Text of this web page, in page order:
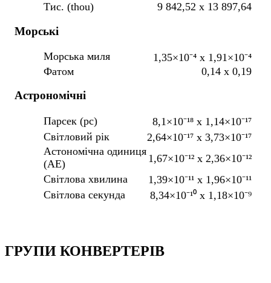
Тис. (thou)
9 842,52 x 13 897,64
Морські
Морська миля
1,35×10⁻⁴ x 1,91×10⁻⁴
Фатом
0,14 x 0,19
Астрономічні
Парсек (pc)
8,1×10⁻¹⁸ x 1,14×10⁻¹⁷
Світловий рік
2,64×10⁻¹⁷ x 3,73×10⁻¹⁷
Астономічна одиниця
(AE)
1,67×10⁻¹² x 2,36×10⁻¹²
Світлова хвилина
1,39×10⁻¹¹ x 1,96×10⁻¹¹
Світлова секунда
8,34×10⁻¹⁰ x 1,18×10⁻⁹
ГРУПИ КОНВЕРТЕРІВ